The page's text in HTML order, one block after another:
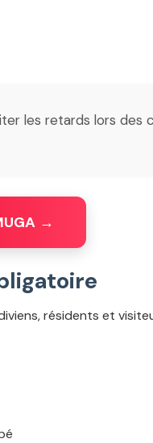
les retards lors des
→
résidents et